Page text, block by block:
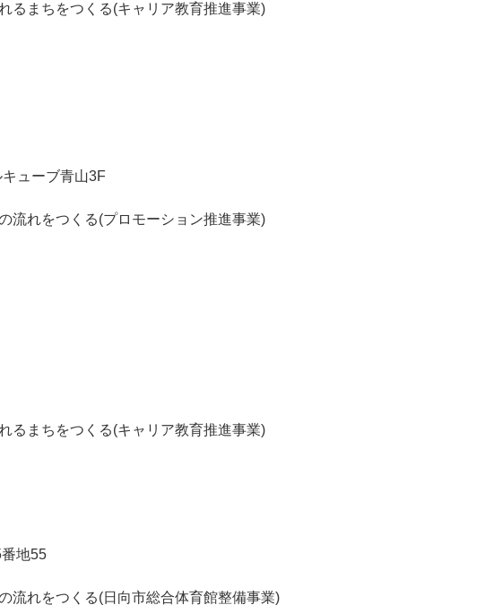
まちをつくる(キャリア教育推進事業)
ューブ青山3F
れをつくる(プロモーション推進事業)
るまちをつくる(キャリア教育推進事業)
地55
れをつくる(日向市総合体育館整備事業)